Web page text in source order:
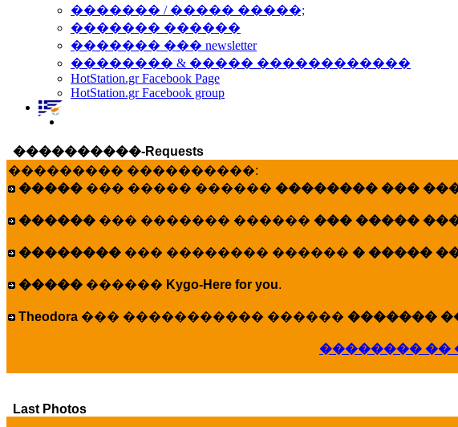
������� / ����� �����;
������� ������
������� ��� newsletter
�������� & ����� ������������
HotStation.gr Facebook Page
HotStation.gr Facebook group
����������-Requests
��������� ����������:
����� ��� ����� ������ �������� ���
������ ��� ������� ������ ��� �����
�������� ��� �������� ������ � �����
����� ������ Kygo-Here for you.
Theodora ��� ����������� ������ �������
�������� ��
Last Photos